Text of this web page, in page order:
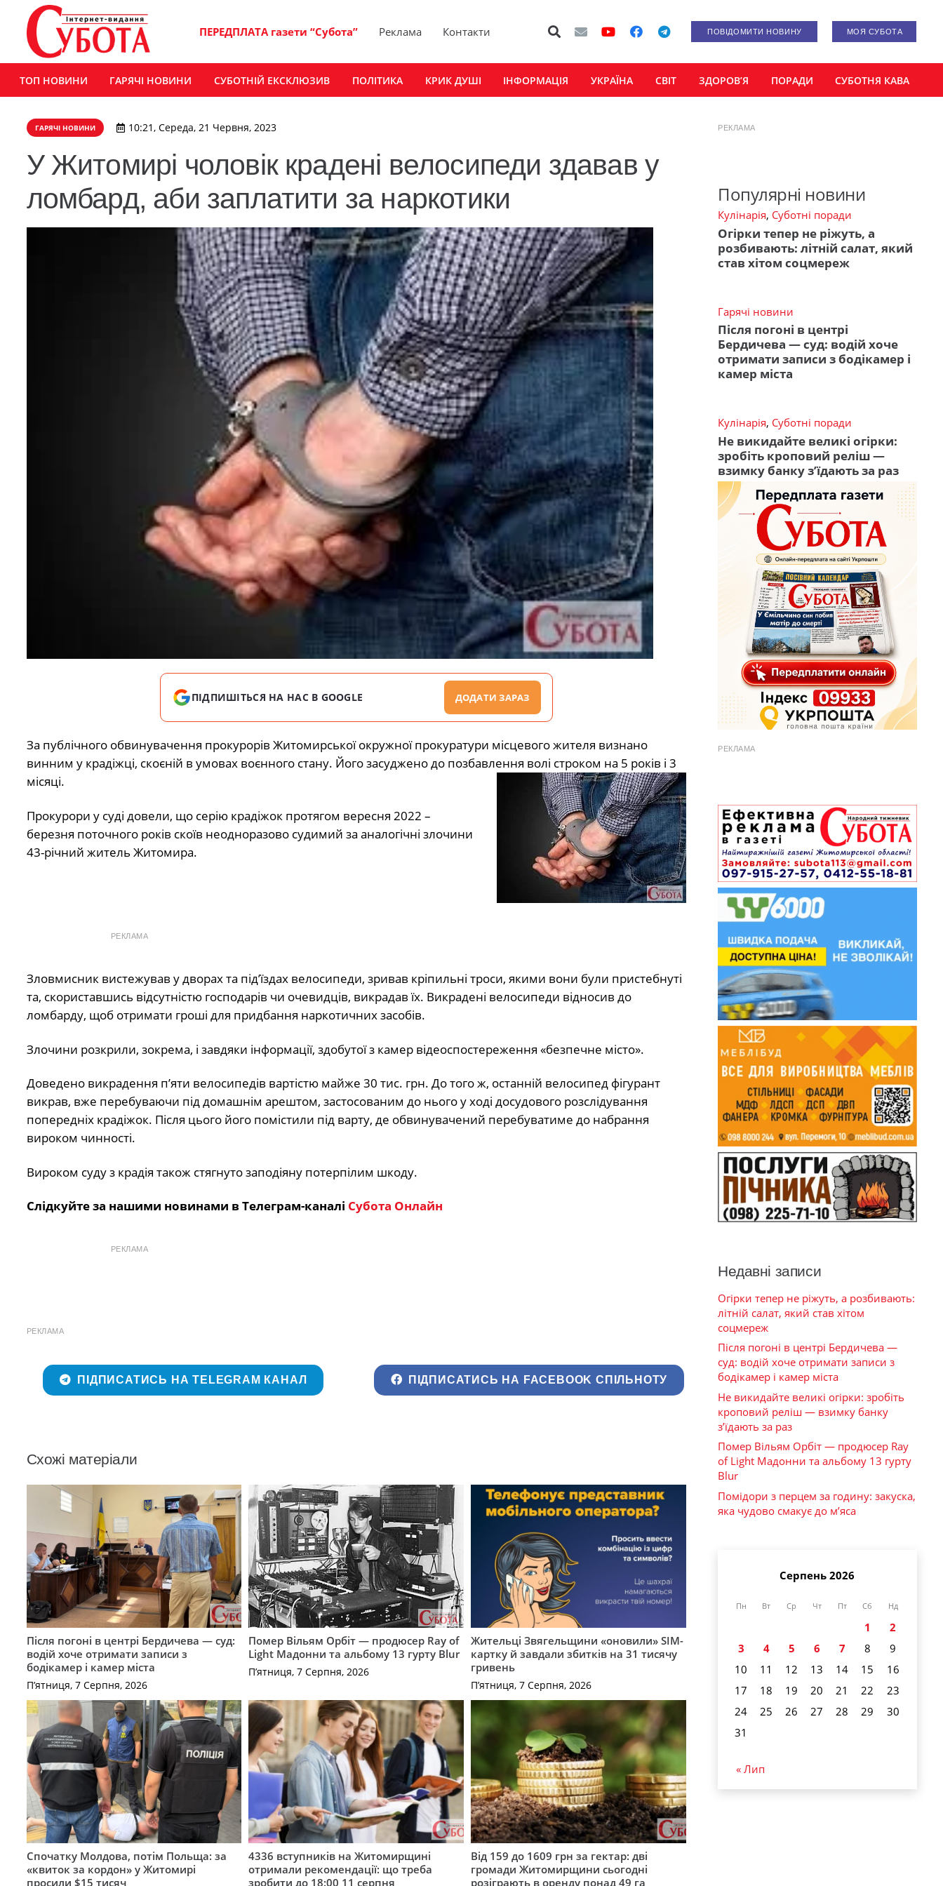
ПЕРЕДПЛАТА газети “Субота” Реклама Контакти ПОВІДОМИТИ НОВИНУ МОЯ СУБОТА
ТОП НОВИНИ ГАРЯЧІ НОВИНИ СУБОТНІЙ ЕКСКЛЮЗИВ ПОЛІТИКА КРИК ДУШІ ІНФОРМАЦІЯ УКРАЇНА СВІТ ЗДОРОВ’Я ПОРАДИ СУБОТНЯ КАВА
ГАРЯЧІ НОВИНИ 10:21, Середа, 21 Червня, 2023
​У Житомирі чоловік крадені велосипеди здавав у
ломбард, аби заплатити за наркотики
ПІДПИШІТЬСЯ НА НАС В GOOGLE ДОДАТИ ЗАРАЗ
За публічного обвинувачення прокурорів Житомирської окружної прокуратури місцевого жителя визнано
винним у крадіжці, скоєній в умовах воєнного стану. Його засуджено до позбавлення волі строком на 5 років і 3
місяці.
Прокурори у суді довели, що серію крадіжок протягом вересня 2022 –
березня поточного років скоїв неодноразово судимий за аналогічні злочини
43-річний житель Житомира.
РЕКЛАМА
Зловмисник вистежував у дворах та під’їздах велосипеди, зривав кріпильні троси, якими вони були пристебнуті
та, скориставшись відсутністю господарів чи очевидців, викрадав їх. Викрадені велосипеди відносив до
ломбарду, щоб отримати гроші для придбання наркотичних засобів.
Злочини розкрили, зокрема, і завдяки інформації, здобутої з камер відеоспостереження «безпечне місто».
Доведено викрадення п’яти велосипедів вартістю майже 30 тис. грн. До того ж, останній велосипед фігурант
викрав, вже перебуваючи під домашнім арештом, застосованим до нього у ході досудового розслідування
попередніх крадіжок. Після цього його помістили під варту, де обвинувачений перебуватиме до набрання
вироком чинності.
Вироком суду з крадія також стягнуто заподіяну потерпілим шкоду.
Слідкуйте за нашими новинами в Телеграм-каналі Субота Онлайн
РЕКЛАМА
РЕКЛАМА
ПІДПИСАТИСЬ НА TELEGRAM КАНАЛ ПІДПИСАТИСЬ НА FACEBOOK СПІЛЬНОТУ
Схожі матеріали
Після погоні в центрі Бердичева — суд:
водій хоче отримати записи з
бодікамер і камер міста
П’ятниця, 7 Серпня, 2026
Помер Вільям Орбіт — продюсер Ray of
Light Мадонни та альбому 13 гурту Blur
П’ятниця, 7 Серпня, 2026
Жительці Звягельщини «оновили» SIM-
картку й завдали збитків на 31 тисячу
гривень
П’ятниця, 7 Серпня, 2026
Спочатку Молдова, потім Польща: за
«квиток за кордон» у Житомирі
просили $15 тисяч
4336 вступників на Житомирщині
отримали рекомендації: що треба
зробити до 18:00 11 серпня
Від 159 до 1609 грн за гектар: дві
громади Житомирщини сьогодні
розіграють в оренду понад 49 га
РЕКЛАМА
Популярні новини
Кулінарія, Суботні поради
Огірки тепер не ріжуть, а
розбивають: літній салат, який
став хітом соцмереж
Гарячі новини
Після погоні в центрі
Бердичева — суд: водій хоче
отримати записи з бодікамер і
камер міста
Кулінарія, Суботні поради
Не викидайте великі огірки:
зробіть кроповий реліш —
взимку банку з’їдають за раз
РЕКЛАМА
Недавні записи
Огірки тепер не ріжуть, а розбивають:
літній салат, який став хітом
соцмереж
Після погоні в центрі Бердичева —
суд: водій хоче отримати записи з
бодікамер і камер міста
Не викидайте великі огірки: зробіть
кроповий реліш — взимку банку
з’їдають за раз
Помер Вільям Орбіт — продюсер Ray
of Light Мадонни та альбому 13 гурту
Blur
Помідори з перцем за годину: закуска,
яка чудово смакує до м’яса
Серпень 2026
Пн Вт Ср Чт Пт Сб Нд
1
2
3
4 5 6 7 8
9
10
11 12 13 14 15
16
17
18 19 20 21 22
23
24
25 26 27 28 29
30
31
« Лип